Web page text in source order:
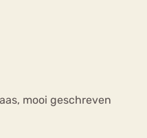
mooi geschreven